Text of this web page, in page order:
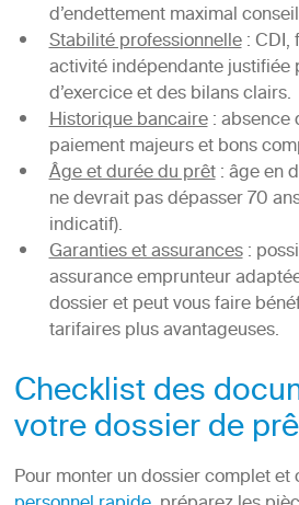
d’endettement maximal
Stabilité professionnelle: CDI,
activité indépendante justifiée
d’exercice et des bilans clairs.
Historique bancaire: absence
paiement majeurs et bons
Âge et durée du prêt: âge en
ne devrait pas dépasser 70
indicatif).
Garanties et assurances:
assurance emprunteur
dossier et peut vous faire
tarifaires plus avantageuses.
Checklist des
votre dossier de
Pour monter un dossier complet